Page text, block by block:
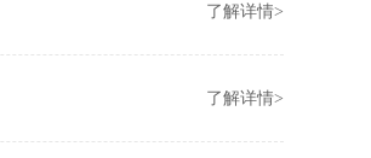
了解详情>
了解详情>